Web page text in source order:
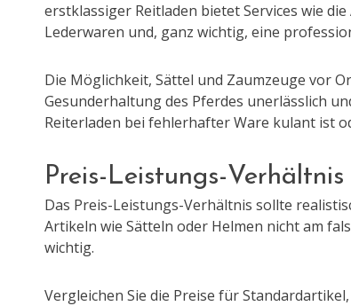
erstklassiger Reitladen bietet Services wie
Lederwaren und, ganz wichtig, eine
Die Möglichkeit, Sättel und Zaumzeuge vor
Gesunderhaltung des Pferdes unerlässlich
Reiterladen bei fehlerhafter Ware kulant ist
Preis-Leistungs-
Das Preis-Leistungs-Verhältnis sollte
Artikeln wie Sätteln oder Helmen nicht am
wichtig.
Vergleichen Sie die Preise für